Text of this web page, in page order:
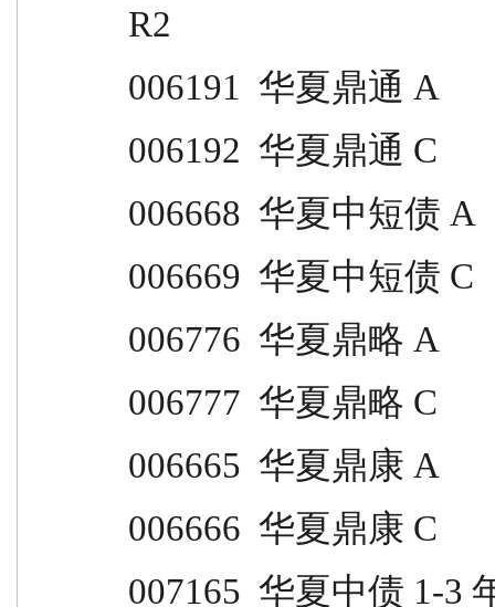
R2
006191  华夏鼎通 A
006192  华夏鼎通 C
006668  华夏中短债 A
006669  华夏中短债 C
006776  华夏鼎略 A
006777  华夏鼎略 C
006665  华夏鼎康 A
006666  华夏鼎康 C
007165  华夏中债 1-3